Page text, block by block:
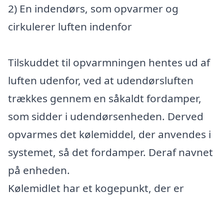
2) En indendørs, som opvarmer og
cirkulerer luften indenfor
Tilskuddet til opvarmningen hentes ud af
luften udenfor, ved at udendørsluften
trækkes gennem en såkaldt fordamper,
som sidder i udendørsenheden. Derved
opvarmes det kølemiddel, der anvendes i
systemet, så det fordamper. Deraf navnet
på enheden.
Kølemidlet har et kogepunkt, der er